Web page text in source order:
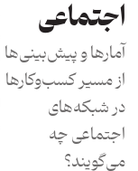
اجتماعی
آمارها و پیش‌بینی‌ها
از مسیر کسب‌وکارها
در شبکه‌های
اجتماعی چه
می‌گویند؟